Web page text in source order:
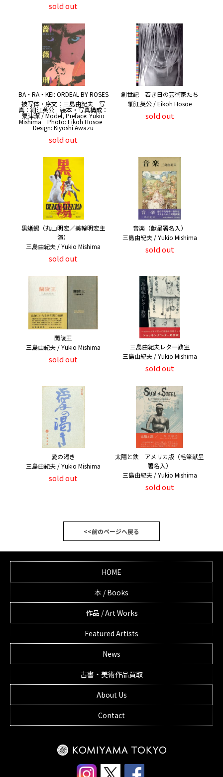
sold out
BA・RA・KEI: ORDEAL BY ROSES
被写体・序文：三島由紀夫 写
真：細江英公 装本・写真構成：
粟津潔 / Model, Preface: Yukio
Mishima Photo: Eikoh Hosoe
Design: Kiyoshi Awazu
sold out
創世記 若き日の芸術家たち
細江英公 / Eikoh Hosoe
sold out
黒蜥蜴（丸山明宏／美輪明宏主
演）
三島由紀夫 / Yukio Mishima
sold out
音楽（献呈署名入）
三島由紀夫 / Yukio Mishima
sold out
蘭陵王
三島由紀夫 / Yukio Mishima
sold out
三島由紀夫レター教室
三島由紀夫 / Yukio Mishima
sold out
愛の渇き
三島由紀夫 / Yukio Mishima
sold out
太陽と鉄 アメリカ版（毛筆献呈
署名入）
三島由紀夫 / Yukio Mishima
sold out
<<前のページへ戻る
HOME
本 / Books
作品 / Art Works
Featured Artists
News
古書・美術作品買取
About Us
Contact